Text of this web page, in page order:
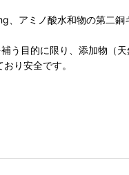
、アミノ酸水和物の第二
う目的に限り、添加物（天
り安全です。